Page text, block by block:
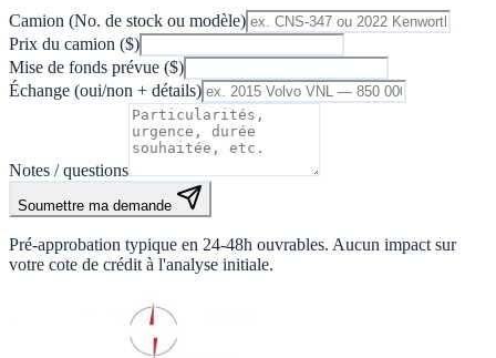
Camion (No. de stock ou modèle)
Prix du camion ($)
Mise de fonds prévue ($)
Échange (oui/non + détails)
Notes / questions
Soumettre ma demande
Pré-approbation typique en 24-48h ouvrables. Aucun impact sur
votre cote de crédit à l'analyse initiale.